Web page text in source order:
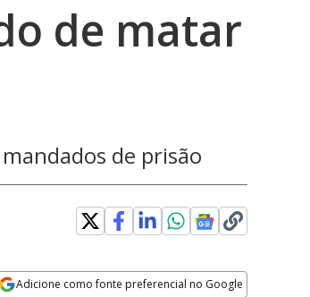
de matar
de prisão
Adicione como fonte preferencial no Google